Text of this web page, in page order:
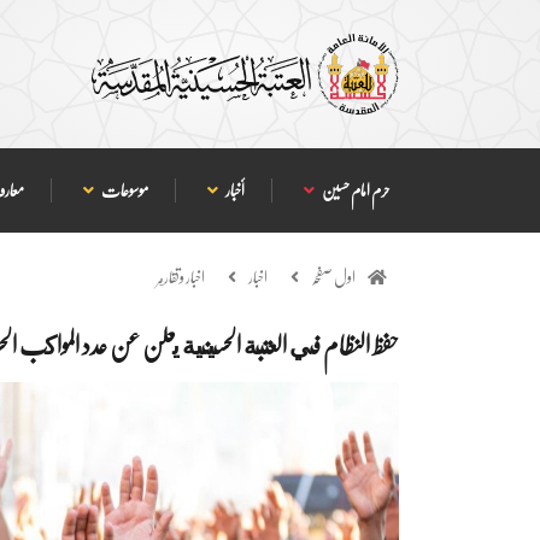
حرم امام حسین أخبار موسوعات
اول صفحہ اخبار اخبار وتقارير
حفظ النظام في العتبة الحسينية يعلن عن عدد المواكب